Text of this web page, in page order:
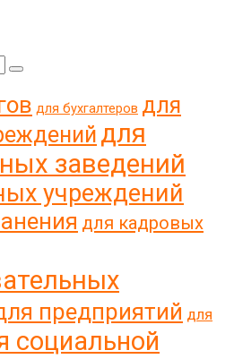
для бухгалтеров для
для
заведений
учреждений
для кадровых
предприятий для
социальной